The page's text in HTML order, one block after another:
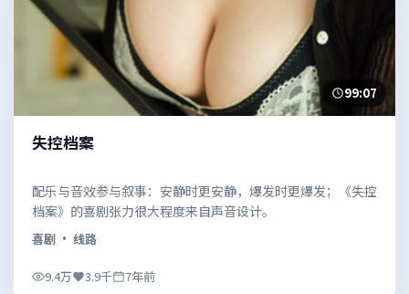
99:07
失控档案
配乐与音效参与叙事：安静时更安静，爆发时更爆发；《失控
档案》的喜剧张力很大程度来自声音设计。
喜剧 · 线路
9.4万 3.9千 7年前